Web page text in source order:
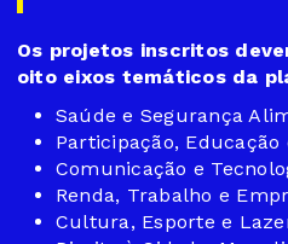
Os projetos inscritos
oito eixos temáticos da
Saúde e Segurança
Participação, Educação
Comunicação e
Renda, Trabalho e
Cultura, Esporte e